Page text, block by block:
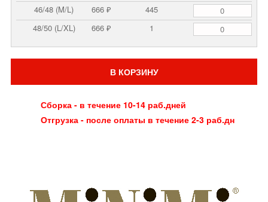
46/48 (M/L)
666 ₽
445
48/50 (L/XL)
666 ₽ 1
В КОРЗИНУ
Сборка - в течение 10-14 раб.дней
Отгрузка - после оплаты в течение 2-3 раб.дн